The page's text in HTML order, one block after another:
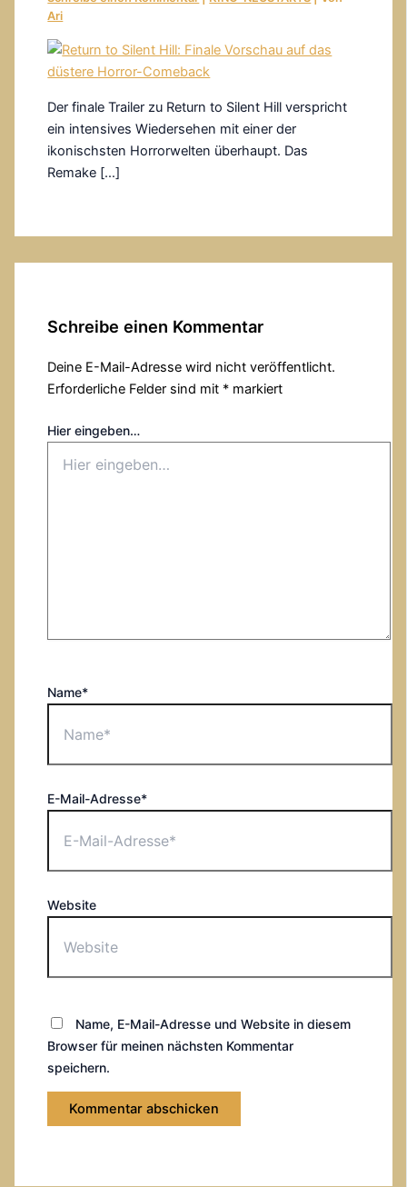
Ari
Der finale Trailer zu Return to Silent Hill verspricht
ein intensives Wiedersehen mit einer der
ikonischsten Horrorwelten überhaupt. Das
Remake […]
Schreibe einen Kommentar
Deine E-Mail-Adresse wird nicht veröffentlicht.
Erforderliche Felder sind mit * markiert
Hier eingeben…
Name*
E-Mail-Adresse*
Website
Name, E-Mail-Adresse und Website in diesem
Browser für meinen nächsten Kommentar
speichern.